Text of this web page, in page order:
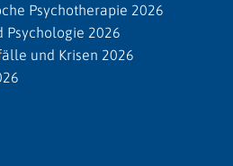
Psychotherapie 2026
Psychologie 2026
und Krisen 2026